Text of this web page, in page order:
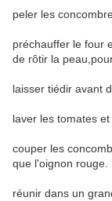
peler les
préchauffer le four
de rôtir la
laisser tiédir avant
laver les tomates
couper les
que l'oignon rouge.
réunir dans un